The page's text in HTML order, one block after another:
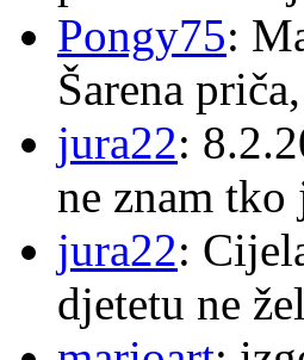
Pongy75:
Šarena
jura22:
ne znam
jura22:
djetetu ne